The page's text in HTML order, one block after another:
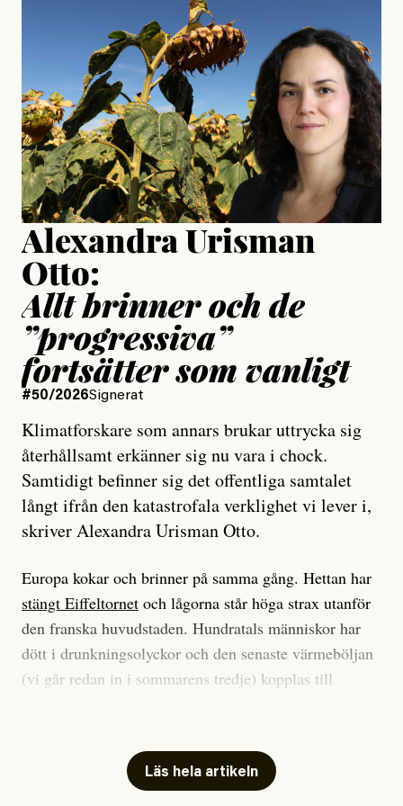
Jonas Lundström
Publicerad24 July, 2026
Jesper Lundby: ”Livet i sig
är ganska politiskt”
Jesper Lundby
Publicerad15 July, 2026
Uppdaterad15 July, 2026
Alexandra Urisman
Otto:
Allt brinner och de
”progressiva”
fortsätter som vanligt
#50/2026Signerat
Klimatforskare som annars brukar uttrycka sig
återhållsamt erkänner sig nu vara i chock.
Samtidigt befinner sig det offentliga samtalet
långt ifrån den katastrofala verklighet vi lever i,
skriver Alexandra Urisman Otto.
Europa kokar och brinner på samma gång. Hettan har
stängt Eiffeltornet och lågorna står höga strax utanför
den franska huvudstaden. Hundratals människor har
dött i drunkningsolyckor och den senaste värmeböljan
(vi går redan in i sommarens tredje) kopplas till
Har du också panik i hettan? Känns det som en
mardröm? Bra, allt annat vore fullständigt orimligt.
Läs hela artikeln